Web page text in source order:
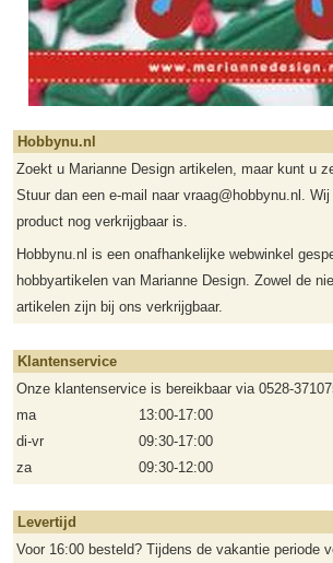
Hobbynu.nl
Zoekt u Marianne Design artikelen, maar kunt u
Stuur dan een e-mail naar vraag@hobbynu.nl.
product nog verkrijgbaar is.
Hobbynu.nl is een onafhankelijke webwinkel
hobbyartikelen van Marianne Design. Zowel de
artikelen zijn bij ons verkrijgbaar.
Klantenservice
Onze klantenservice is bereikbaar via 0528-
ma
13:00-17:00
di-vr
09:30-17:00
za
09:30-12:00
Levertijd
Voor 16:00 besteld? Tijdens de vakantie periode